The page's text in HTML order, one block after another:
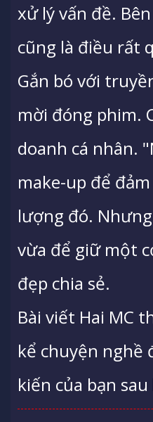
xử lý vấn đề.
cũng là điều rất
Gắn bó với
mời đóng phim.
doanh cá nhân.
make-up để
lượng đó.
vừa để giữ một
đẹp chia sẻ.
Bài viết Hai MC
kể chuyện nghề
kiến của bạn